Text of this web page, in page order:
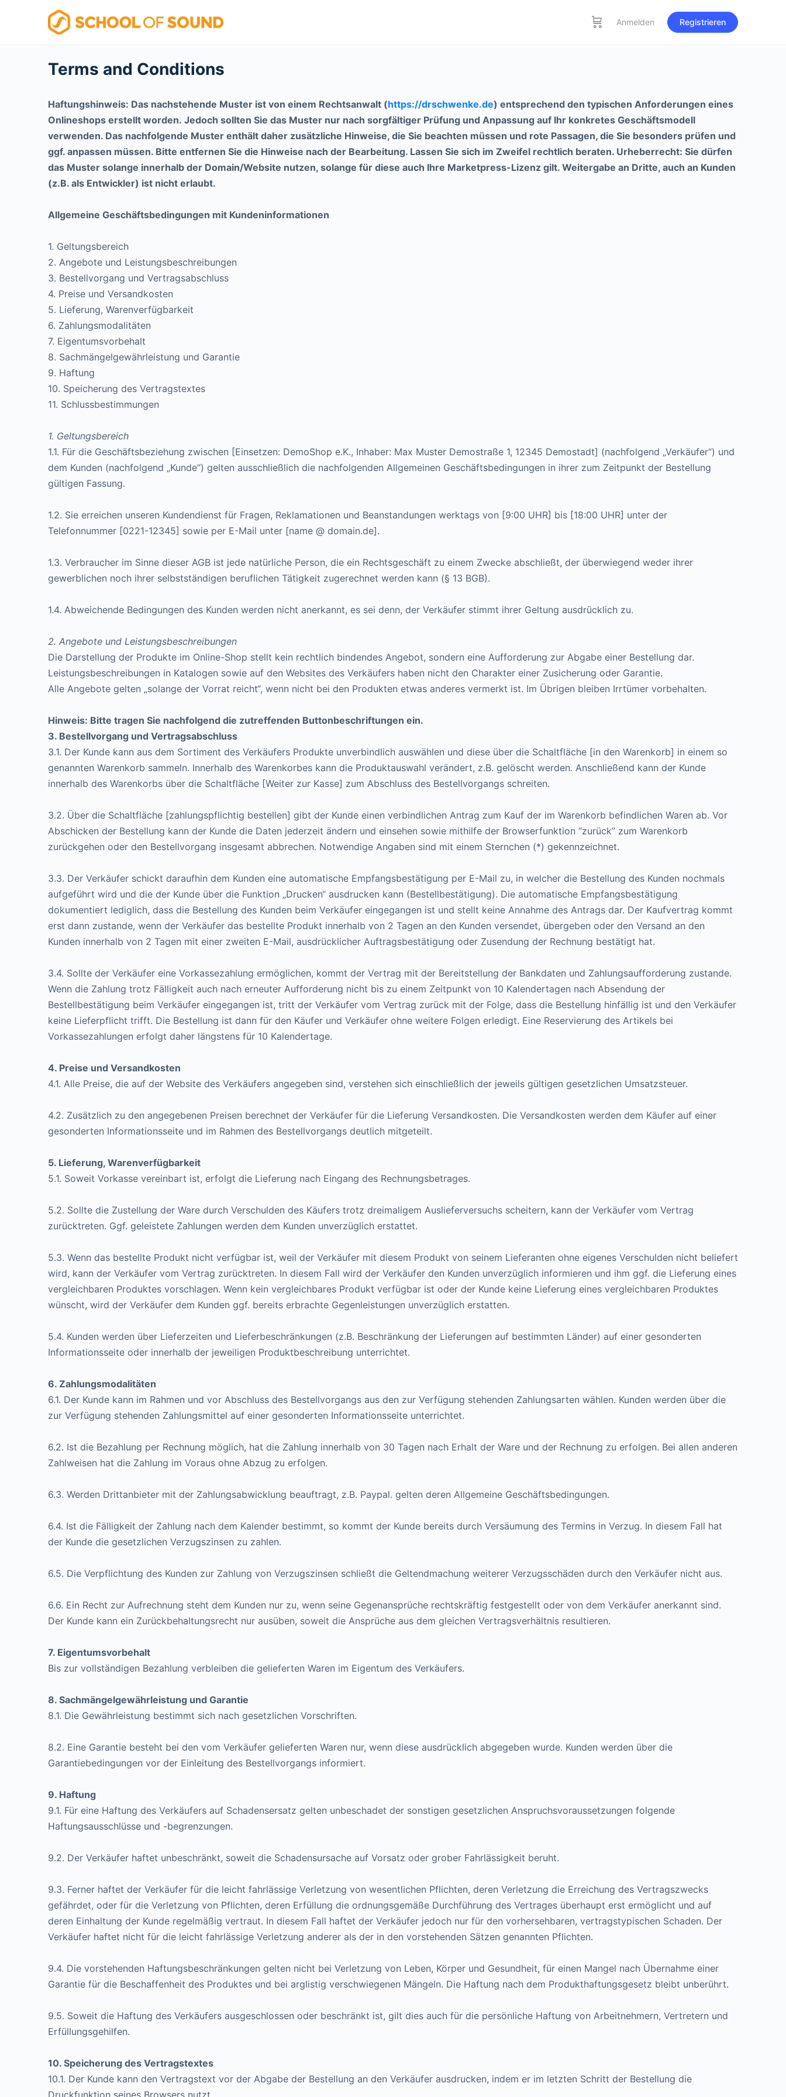
Anmelden Registrieren
Terms and Conditions
Haftungshinweis: Das nachstehende Muster ist von einem Rechtsanwalt (https://drschwenke.de) entsprechend den typischen Anforderungen eines
Onlineshops erstellt worden. Jedoch sollten Sie das Muster nur nach sorgfältiger Prüfung und Anpassung auf Ihr konkretes Geschäftsmodell
verwenden. Das nachfolgende Muster enthält daher zusätzliche Hinweise, die Sie beachten müssen und rote Passagen, die Sie besonders prüfen und
ggf. anpassen müssen. Bitte entfernen Sie die Hinweise nach der Bearbeitung. Lassen Sie sich im Zweifel rechtlich beraten. Urheberrecht: Sie dürfen
das Muster solange innerhalb der Domain/Website nutzen, solange für diese auch Ihre Marketpress-Lizenz gilt. Weitergabe an Dritte, auch an Kunden
(z.B. als Entwickler) ist nicht erlaubt.
Allgemeine Geschäftsbedingungen mit Kundeninformationen
1. Geltungsbereich
2. Angebote und Leistungsbeschreibungen
3. Bestellvorgang und Vertragsabschluss
4. Preise und Versandkosten
5. Lieferung, Warenverfügbarkeit
6. Zahlungsmodalitäten
7. Eigentumsvorbehalt
8. Sachmängelgewährleistung und Garantie
9. Haftung
10. Speicherung des Vertragstextes
11. Schlussbestimmungen
1. Geltungsbereich
1.1. Für die Geschäftsbeziehung zwischen [Einsetzen: DemoShop e.K., Inhaber: Max Muster Demostraße 1, 12345 Demostadt] (nachfolgend „Verkäufer“) und
dem Kunden (nachfolgend „Kunde“) gelten ausschließlich die nachfolgenden Allgemeinen Geschäftsbedingungen in ihrer zum Zeitpunkt der Bestellung
gültigen Fassung.
1.2. Sie erreichen unseren Kundendienst für Fragen, Reklamationen und Beanstandungen werktags von [9:00 UHR] bis [18:00 UHR] unter der
Telefonnummer [0221-12345] sowie per E-Mail unter [name @ domain.de].
1.3. Verbraucher im Sinne dieser AGB ist jede natürliche Person, die ein Rechtsgeschäft zu einem Zwecke abschließt, der überwiegend weder ihrer
gewerblichen noch ihrer selbstständigen beruflichen Tätigkeit zugerechnet werden kann (§ 13 BGB).
1.4. Abweichende Bedingungen des Kunden werden nicht anerkannt, es sei denn, der Verkäufer stimmt ihrer Geltung ausdrücklich zu.
2. Angebote und Leistungsbeschreibungen
Die Darstellung der Produkte im Online-Shop stellt kein rechtlich bindendes Angebot, sondern eine Aufforderung zur Abgabe einer Bestellung dar.
Leistungsbeschreibungen in Katalogen sowie auf den Websites des Verkäufers haben nicht den Charakter einer Zusicherung oder Garantie.
Alle Angebote gelten „solange der Vorrat reicht“, wenn nicht bei den Produkten etwas anderes vermerkt ist. Im Übrigen bleiben Irrtümer vorbehalten.
Hinweis: Bitte tragen Sie nachfolgend die zutreffenden Buttonbeschriftungen ein.
3. Bestellvorgang und Vertragsabschluss
3.1. Der Kunde kann aus dem Sortiment des Verkäufers Produkte unverbindlich auswählen und diese über die Schaltfläche [in den Warenkorb] in einem so
genannten Warenkorb sammeln. Innerhalb des Warenkorbes kann die Produktauswahl verändert, z.B. gelöscht werden. Anschließend kann der Kunde
innerhalb des Warenkorbs über die Schaltfläche [Weiter zur Kasse] zum Abschluss des Bestellvorgangs schreiten.
3.2. Über die Schaltfläche [zahlungspflichtig bestellen] gibt der Kunde einen verbindlichen Antrag zum Kauf der im Warenkorb befindlichen Waren ab. Vor
Abschicken der Bestellung kann der Kunde die Daten jederzeit ändern und einsehen sowie mithilfe der Browserfunktion “zurück” zum Warenkorb
zurückgehen oder den Bestellvorgang insgesamt abbrechen. Notwendige Angaben sind mit einem Sternchen (*) gekennzeichnet.
3.3. Der Verkäufer schickt daraufhin dem Kunden eine automatische Empfangsbestätigung per E-Mail zu, in welcher die Bestellung des Kunden nochmals
aufgeführt wird und die der Kunde über die Funktion „Drucken“ ausdrucken kann (Bestellbestätigung). Die automatische Empfangsbestätigung
dokumentiert lediglich, dass die Bestellung des Kunden beim Verkäufer eingegangen ist und stellt keine Annahme des Antrags dar. Der Kaufvertrag kommt
erst dann zustande, wenn der Verkäufer das bestellte Produkt innerhalb von 2 Tagen an den Kunden versendet, übergeben oder den Versand an den
Kunden innerhalb von 2 Tagen mit einer zweiten E-Mail, ausdrücklicher Auftragsbestätigung oder Zusendung der Rechnung bestätigt hat.
3.4. Sollte der Verkäufer eine Vorkassezahlung ermöglichen, kommt der Vertrag mit der Bereitstellung der Bankdaten und Zahlungsaufforderung zustande.
Wenn die Zahlung trotz Fälligkeit auch nach erneuter Aufforderung nicht bis zu einem Zeitpunkt von 10 Kalendertagen nach Absendung der
Bestellbestätigung beim Verkäufer eingegangen ist, tritt der Verkäufer vom Vertrag zurück mit der Folge, dass die Bestellung hinfällig ist und den Verkäufer
keine Lieferpflicht trifft. Die Bestellung ist dann für den Käufer und Verkäufer ohne weitere Folgen erledigt. Eine Reservierung des Artikels bei
Vorkassezahlungen erfolgt daher längstens für 10 Kalendertage.
4. Preise und Versandkosten
4.1. Alle Preise, die auf der Website des Verkäufers angegeben sind, verstehen sich einschließlich der jeweils gültigen gesetzlichen Umsatzsteuer.
4.2. Zusätzlich zu den angegebenen Preisen berechnet der Verkäufer für die Lieferung Versandkosten. Die Versandkosten werden dem Käufer auf einer
gesonderten Informationsseite und im Rahmen des Bestellvorgangs deutlich mitgeteilt.
5. Lieferung, Warenverfügbarkeit
5.1. Soweit Vorkasse vereinbart ist, erfolgt die Lieferung nach Eingang des Rechnungsbetrages.
5.2. Sollte die Zustellung der Ware durch Verschulden des Käufers trotz dreimaligem Auslieferversuchs scheitern, kann der Verkäufer vom Vertrag
zurücktreten. Ggf. geleistete Zahlungen werden dem Kunden unverzüglich erstattet.
5.3. Wenn das bestellte Produkt nicht verfügbar ist, weil der Verkäufer mit diesem Produkt von seinem Lieferanten ohne eigenes Verschulden nicht beliefert
wird, kann der Verkäufer vom Vertrag zurücktreten. In diesem Fall wird der Verkäufer den Kunden unverzüglich informieren und ihm ggf. die Lieferung eines
vergleichbaren Produktes vorschlagen. Wenn kein vergleichbares Produkt verfügbar ist oder der Kunde keine Lieferung eines vergleichbaren Produktes
wünscht, wird der Verkäufer dem Kunden ggf. bereits erbrachte Gegenleistungen unverzüglich erstatten.
5.4. Kunden werden über Lieferzeiten und Lieferbeschränkungen (z.B. Beschränkung der Lieferungen auf bestimmten Länder) auf einer gesonderten
Informationsseite oder innerhalb der jeweiligen Produktbeschreibung unterrichtet.
6. Zahlungsmodalitäten
6.1. Der Kunde kann im Rahmen und vor Abschluss des Bestellvorgangs aus den zur Verfügung stehenden Zahlungsarten wählen. Kunden werden über die
zur Verfügung stehenden Zahlungsmittel auf einer gesonderten Informationsseite unterrichtet.
6.2. Ist die Bezahlung per Rechnung möglich, hat die Zahlung innerhalb von 30 Tagen nach Erhalt der Ware und der Rechnung zu erfolgen. Bei allen anderen
Zahlweisen hat die Zahlung im Voraus ohne Abzug zu erfolgen.
6.3. Werden Drittanbieter mit der Zahlungsabwicklung beauftragt, z.B. Paypal. gelten deren Allgemeine Geschäftsbedingungen.
6.4. Ist die Fälligkeit der Zahlung nach dem Kalender bestimmt, so kommt der Kunde bereits durch Versäumung des Termins in Verzug. In diesem Fall hat
der Kunde die gesetzlichen Verzugszinsen zu zahlen.
6.5. Die Verpflichtung des Kunden zur Zahlung von Verzugszinsen schließt die Geltendmachung weiterer Verzugsschäden durch den Verkäufer nicht aus.
6.6. Ein Recht zur Aufrechnung steht dem Kunden nur zu, wenn seine Gegenansprüche rechtskräftig festgestellt oder von dem Verkäufer anerkannt sind.
Der Kunde kann ein Zurückbehaltungsrecht nur ausüben, soweit die Ansprüche aus dem gleichen Vertragsverhältnis resultieren.
7. Eigentumsvorbehalt
Bis zur vollständigen Bezahlung verbleiben die gelieferten Waren im Eigentum des Verkäufers.
8. Sachmängelgewährleistung und Garantie
8.1. Die Gewährleistung bestimmt sich nach gesetzlichen Vorschriften.
8.2. Eine Garantie besteht bei den vom Verkäufer gelieferten Waren nur, wenn diese ausdrücklich abgegeben wurde. Kunden werden über die
Garantiebedingungen vor der Einleitung des Bestellvorgangs informiert.
9. Haftung
9.1. Für eine Haftung des Verkäufers auf Schadensersatz gelten unbeschadet der sonstigen gesetzlichen Anspruchsvoraussetzungen folgende
Haftungsausschlüsse und -begrenzungen.
9.2. Der Verkäufer haftet unbeschränkt, soweit die Schadensursache auf Vorsatz oder grober Fahrlässigkeit beruht.
9.3. Ferner haftet der Verkäufer für die leicht fahrlässige Verletzung von wesentlichen Pflichten, deren Verletzung die Erreichung des Vertragszwecks
gefährdet, oder für die Verletzung von Pflichten, deren Erfüllung die ordnungsgemäße Durchführung des Vertrages überhaupt erst ermöglicht und auf
deren Einhaltung der Kunde regelmäßig vertraut. In diesem Fall haftet der Verkäufer jedoch nur für den vorhersehbaren, vertragstypischen Schaden. Der
Verkäufer haftet nicht für die leicht fahrlässige Verletzung anderer als der in den vorstehenden Sätzen genannten Pflichten.
9.4. Die vorstehenden Haftungsbeschränkungen gelten nicht bei Verletzung von Leben, Körper und Gesundheit, für einen Mangel nach Übernahme einer
Garantie für die Beschaffenheit des Produktes und bei arglistig verschwiegenen Mängeln. Die Haftung nach dem Produkthaftungsgesetz bleibt unberührt.
9.5. Soweit die Haftung des Verkäufers ausgeschlossen oder beschränkt ist, gilt dies auch für die persönliche Haftung von Arbeitnehmern, Vertretern und
Erfüllungsgehilfen.
10. Speicherung des Vertragstextes
10.1. Der Kunde kann den Vertragstext vor der Abgabe der Bestellung an den Verkäufer ausdrucken, indem er im letzten Schritt der Bestellung die
Druckfunktion seines Browsers nutzt.